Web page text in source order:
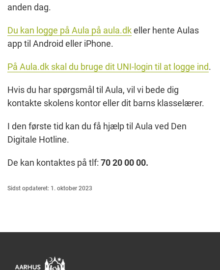
anden dag.
Du kan logge på Aula på aula.dkeller hente Aulas
app til Android eller iPhone.
På Aula.dk skal du bruge dit UNI-login til at logge ind.
Hvis du har spørgsmål til Aula, vil vi bede dig
kontakte skolens kontor eller dit barns klasselærer.
I den første tid kan du få hjælp til Aula ved Den
Digitale Hotline.
De kan kontaktes på tlf: 70 20 00 00.
Sidst opdateret: 1. oktober 2023